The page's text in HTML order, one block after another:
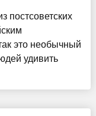
постсоветских
это необычный
удивить